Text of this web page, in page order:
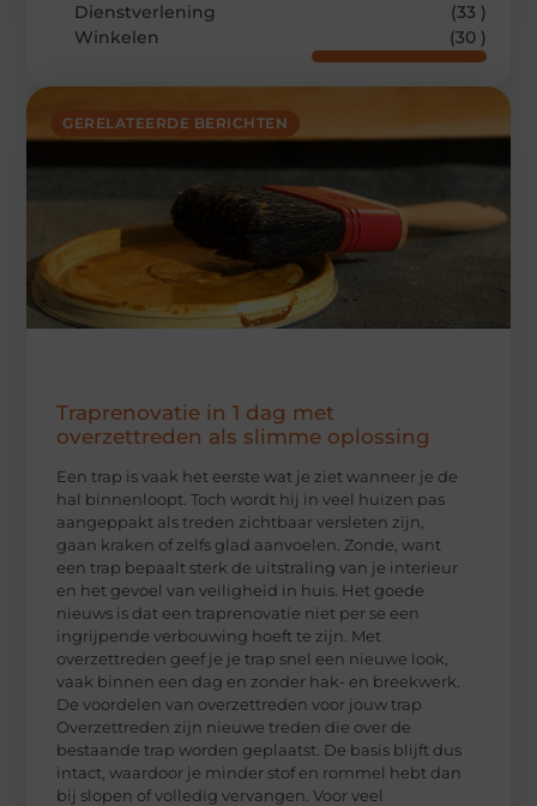
GERELATEERDE BERICHTEN
Traprenovatie in 1 dag met
overzettreden als slimme oplossing
Een trap is vaak het eerste wat je ziet wanneer je de
hal binnenloopt. Toch wordt hij in veel huizen pas
aangeppakt als treden zichtbaar versleten zijn,
gaan kraken of zelfs glad aanvoelen. Zonde, want
een trap bepaalt sterk de uitstraling van je interieur
en het gevoel van veiligheid in huis. Het goede
nieuws is dat een traprenovatie niet per se een
ingrijpende verbouwing hoeft te zijn. Met
overzettreden geef je je trap snel een nieuwe look,
vaak binnen een dag en zonder hak- en breekwerk.
De voordelen van overzettreden voor jouw trap
Overzettreden zijn nieuwe treden die over de
bestaande trap worden geplaatst. De basis blijft dus
intact, waardoor je minder stof en rommel hebt dan
bij slopen of volledig vervangen. Voor veel
Dienstverlening
(33 )
Winkelen
(30 )